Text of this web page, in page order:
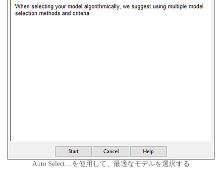
Auto Select…を使用して、最適なモデルを選択する